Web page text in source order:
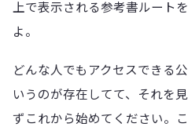
上で表示される参考書ルート
よ。
どんな人でもアクセスできる
いうのが存在してて、それを
ずこれから始めてください。